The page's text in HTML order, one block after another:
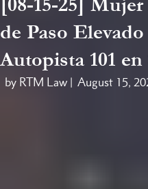
de Paso
Autopista 101 en
by RTM Law | August 15,